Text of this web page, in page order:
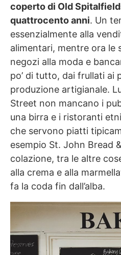
coperto di Old
quattrocento anni. Un
essenzialmente alla
alimentari, mentre ora le
negozi alla moda e
po’ di tutto, dai frullati ai
produzione artigianale.
Street non mancano i
una birra e i ristoranti
che servono piatti
esempio St. John Bread
colazione, tra le altre
alla crema e alla
fa la coda fin dall’alba.